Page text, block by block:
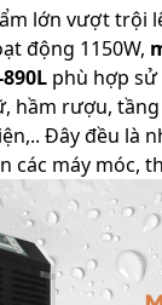
lớn vượt trội
động 1150W,
phù hợp sử
hầm rượu,
Đây đều là
các máy móc,